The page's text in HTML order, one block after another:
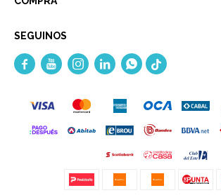
SEGUINOS
    